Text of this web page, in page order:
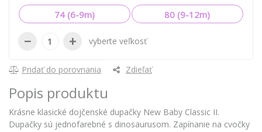
74 (6-9m) 80 (9-12m)
− + vyberte veľkosť
Pridať do porovnania Zdieľať
Popis produktu
Krásne klasické dojčenské dupačky New Baby Classic II.
Dupačky sú jednofarebné s dinosaurusom. Zapínanie na cvočky